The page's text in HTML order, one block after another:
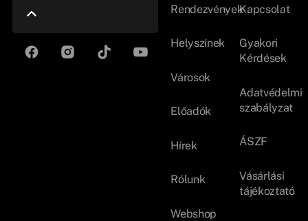
Rendezvények
Helyszínek
Városok
Előadók
Hírek
Rólunk
Webshop
Kapcsolat
Gyakori
Kérdések
Adatvédelmi
szabályzat
ÁSZF
Vásárlási
tájékoztató